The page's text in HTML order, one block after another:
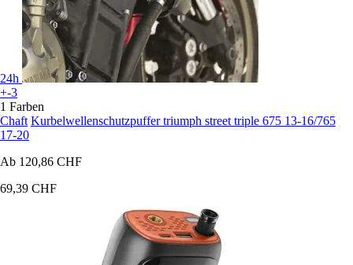
24h
+-3
1 Farben
Chaft Kurbelwellenschutzpuffer triumph street triple 675 13-16/765
17-20
Ab 120,86 CHF
69,39 CHF